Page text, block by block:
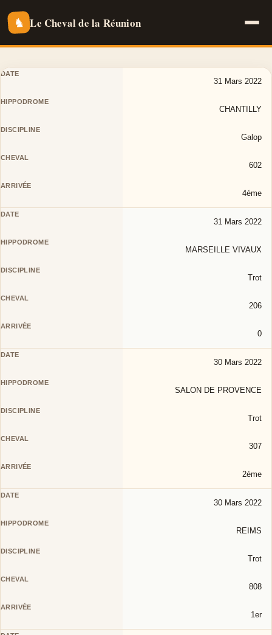
♞ Le Cheval de la Réunion
31 Mars 2022
CHANTILLY
Galop
602
4éme
31 Mars 2022
MARSEILLE VIVAUX
Trot
206
0
30 Mars 2022
SALON DE PROVENCE
Trot
307
2éme
30 Mars 2022
REIMS
Trot
808
1er